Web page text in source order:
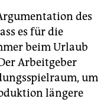
des
es für die
beim Urlaub
Arbeitgeber
um
längere